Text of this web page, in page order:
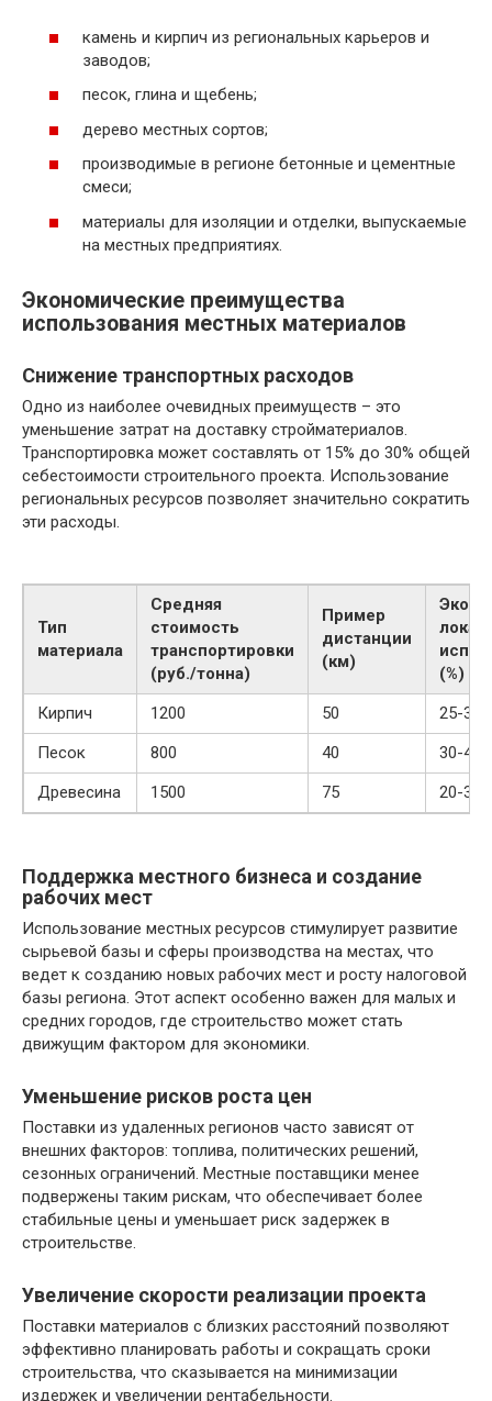
камень и кирпич из региональных карьеров и
заводов;
песок, глина и щебень;
дерево местных сортов;
производимые в регионе бетонные и цементные
смеси;
материалы для изоляции и отделки, выпускаемые
на местных предприятиях.
Экономические преимущества
использования местных материалов
Снижение транспортных расходов
Одно из наиболее очевидных преимуществ – это
уменьшение затрат на доставку стройматериалов.
Транспортировка может составлять от 15% до 30% общей
себестоимости строительного проекта. Использование
региональных ресурсов позволяет значительно сократить
эти расходы.
Тип
материала
Средняя
стоимость
транспортировки
(руб./тонна)
Пример
дистанции
(км)
(%)
Кирпич
1200 50
25-35%
Песок
800 40
30-40%
Древесина
1500 75 20-30%
Поддержка местного бизнеса и создание
рабочих мест
Использование местных ресурсов стимулирует развитие
сырьевой базы и сферы производства на местах, что
ведет к созданию новых рабочих мест и росту налоговой
базы региона. Этот аспект особенно важен для малых и
средних городов, где строительство может стать
движущим фактором для экономики.
Уменьшение рисков роста цен
Поставки из удаленных регионов часто зависят от
внешних факторов: топлива, политических решений,
сезонных ограничений. Местные поставщики менее
подвержены таким рискам, что обеспечивает более
стабильные цены и уменьшает риск задержек в
строительстве.
Увеличение скорости реализации проекта
Поставки материалов с близких расстояний позволяют
эффективно планировать работы и сокращать сроки
строительства, что сказывается на минимизации
издержек и увеличении рентабельности.